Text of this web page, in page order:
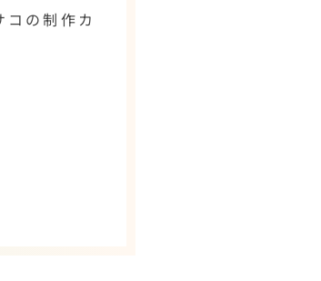
の制作カ